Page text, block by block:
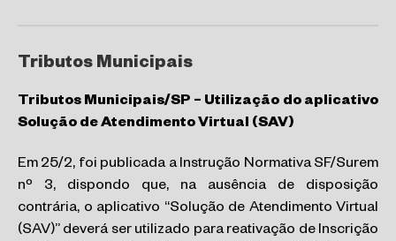
Tributos Municipais
Tributos Municipais/SP – Utilização do aplicativo
Solução de Atendimento Virtual (SAV)
Em 25/2, foi publicada a Instrução Normativa SF/Surem
nº 3, dispondo que, na ausência de disposição
contrária, o aplicativo “Solução de Atendimento Virtual
(SAV)” deverá ser utilizado para reativação de Inscrição